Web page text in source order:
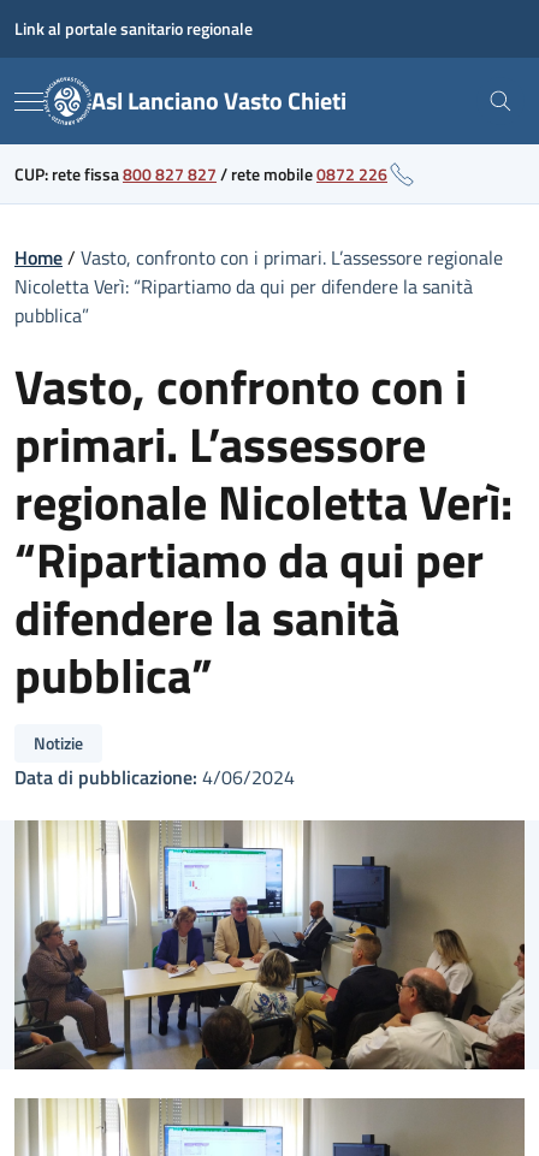
content
Link al portale sanitario regionale
Menu Asl Lanciano Vasto Chieti
CUP: rete fissa800 827 827/rete mobile0872 226
Home/ Vasto, confronto con i primari. L’assessore regionale
Nicoletta Verì: “Ripartiamo da qui per difendere la sanità
pubblica”
Vasto, confronto con i
primari. L’assessore
regionale Nicoletta Verì:
“Ripartiamo da qui per
difendere la sanità
pubblica”
Notizie
Data di pubblicazione: 4/06/2024